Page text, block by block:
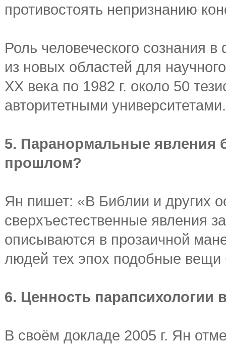
противостоять непризнанию
Роль человеческого сознания
из новых областей для
XX века по 1982 г. около 50
авторитетными университетами.
5. Паранормальные
прошлом?
Ян пишет: «В Библии и других
сверхъестественные явления
описываются в прозаичной
людей тех эпох подобные
6. Ценность
В своём докладе 2005 г. Ян